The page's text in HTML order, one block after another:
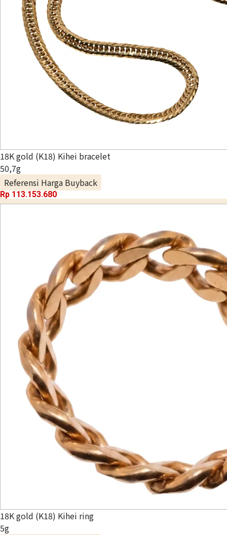
18K gold (K18) Kihei bracelet
50,7g
Referensi Harga Buyback
Rp 113.153.680
18K gold (K18) Kihei ring
5g